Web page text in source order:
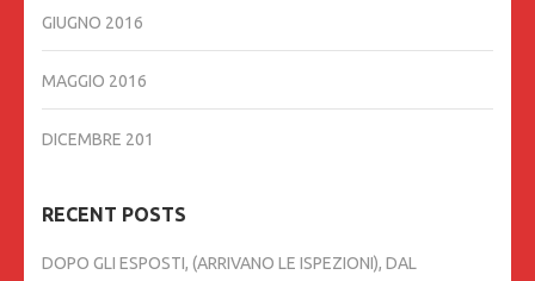
GIUGNO 2016
MAGGIO 2016
DICEMBRE 201
RECENT POSTS
DOPO GLI ESPOSTI, (ARRIVANO LE ISPEZIONI), DAL